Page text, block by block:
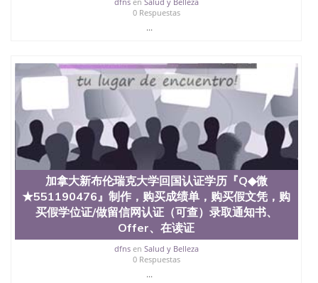
0 Respuestas
...
加拿大新布伦瑞克大学回国认证学历『Q◆微
★551190476』制作，购买成绩单，购买假文凭，购
买假学位证/做留信网认证（可查）录取通知书、
Offer、在读证
dfnsen Salud y Belleza
0 Respuestas
...